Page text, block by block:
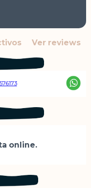
Ver reviews
online.